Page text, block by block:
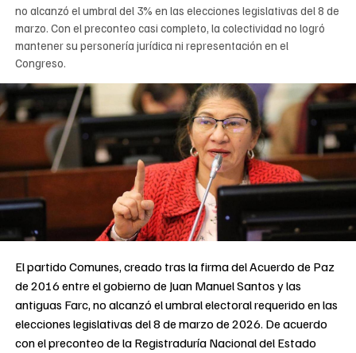
no alcanzó el umbral del 3% en las elecciones legislativas del 8 de
marzo. Con el preconteo casi completo, la colectividad no logró
mantener su personería jurídica ni representación en el
Congreso.
El partido Comunes, creado tras la firma del Acuerdo de Paz
de 2016 entre el gobierno de Juan Manuel Santos y las
antiguas Farc, no alcanzó el umbral electoral requerido en las
elecciones legislativas del 8 de marzo de 2026. De acuerdo
con el preconteo de la Registraduría Nacional del Estado